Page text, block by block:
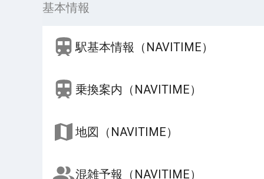
基本情報
駅基本情報（NAVITIME）
乗換案内（NAVITIME）
地図（NAVITIME）
混雑予報（NAVITIME）